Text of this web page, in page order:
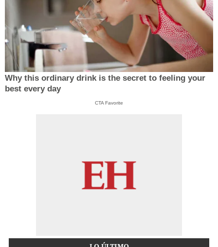
Why this ordinary drink is the secret to feeling your
best every day
CTA Favorite